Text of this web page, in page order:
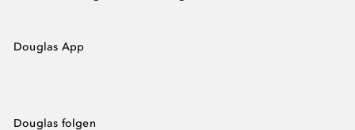
Douglas App
Douglas folgen